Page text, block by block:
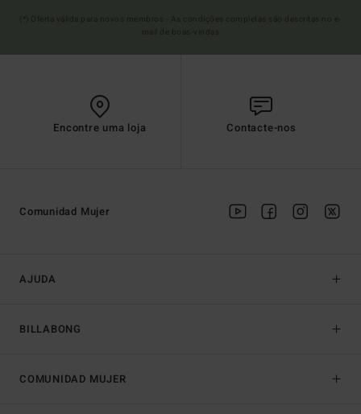
Encontre uma loja Contacte-nos
AJUDA
BILLABONG
Comunidad Mujer
COMUNIDAD MUJER